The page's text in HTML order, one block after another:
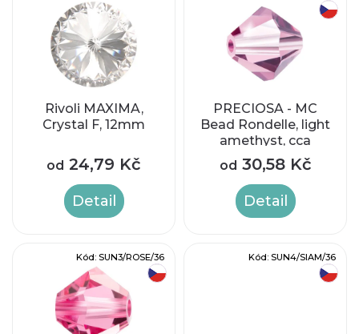
Rivoli MAXIMA,
Crystal F, 12mm
od 24,79 Kč
Detail
PRECIOSA - MC
Bead Rondelle, light
amethyst, cca
4mm
od 30,58 Kč
Detail
Kód: SUN3/ROSE/36 Kód: SUN4/SIAM/36